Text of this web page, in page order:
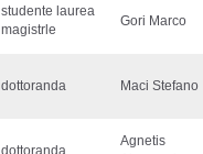
studente laurea
magistrle
Gori Marco
dottoranda Maci Stefano
dottoranda
Agnetis